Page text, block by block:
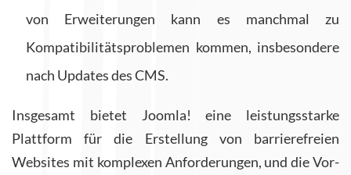
von Erweiterungen kann es manchmal zu
Kompatibilitätsproblemen kommen, insbesondere
nach Updates des CMS.
Insgesamt bietet Joomla! eine leistungsstarke
Plattform für die Erstellung von barrierefreien
Websites mit komplexen Anforderungen, und die Vor-